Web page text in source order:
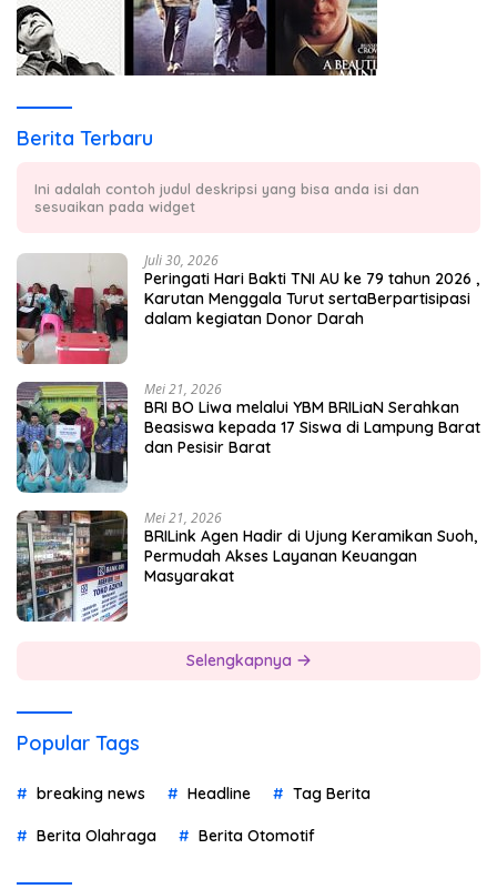
Berita Terbaru
Ini adalah contoh judul deskripsi yang bisa anda isi dan
sesuaikan pada widget
Juli 30, 2026
Peringati Hari Bakti TNI AU ke 79 tahun 2026 ,
Karutan Menggala Turut sertaBerpartisipasi
dalam kegiatan Donor Darah
Mei 21, 2026
BRI BO Liwa melalui YBM BRILiaN Serahkan
Beasiswa kepada 17 Siswa di Lampung Barat
dan Pesisir Barat
Mei 21, 2026
BRILink Agen Hadir di Ujung Keramikan Suoh,
Permudah Akses Layanan Keuangan
Masyarakat
Selengkapnya
Popular Tags
breaking news Headline Tag Berita
Berita Olahraga Berita Otomotif